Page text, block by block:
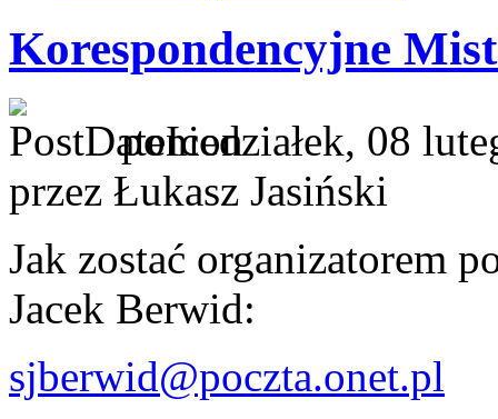
Korespondencyjne
poniedziałek, 08
przez Łukasz Jasiński
Jak zostać organizatorem
Jacek Berwid:
sjberwid@poczta.onet.pl